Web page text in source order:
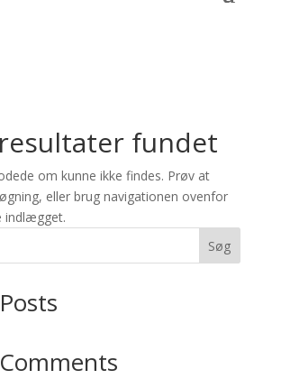
fundet
om kunne ikke findes. Prøv at
eller brug navigationen ovenfor
indlægget.
Søg